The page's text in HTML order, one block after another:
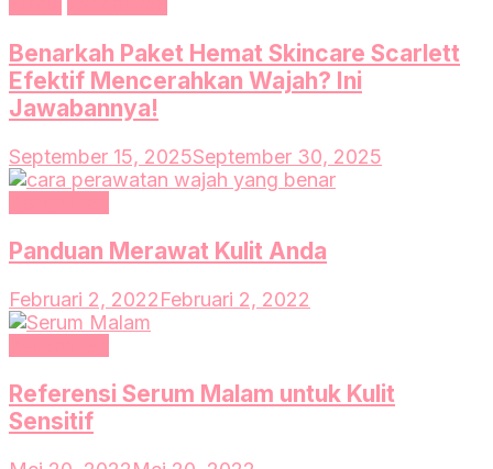
Benarkah Paket Hemat Skincare Scarlett
Efektif Mencerahkan Wajah? Ini
Jawabannya!
September 15, 2025September 30, 2025
Panduan Merawat Kulit Anda
Februari 2, 2022Februari 2, 2022
Referensi Serum Malam untuk Kulit
Sensitif